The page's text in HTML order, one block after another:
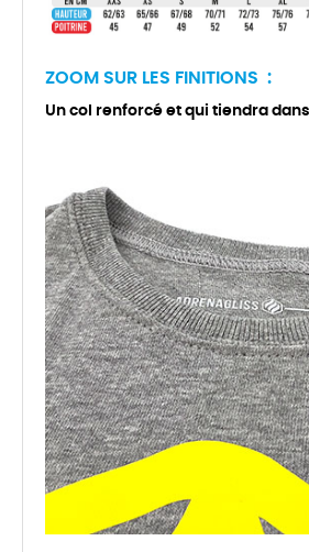
ZOOM SUR LES FINITIONS :
Un col renforcé et qui tiendra